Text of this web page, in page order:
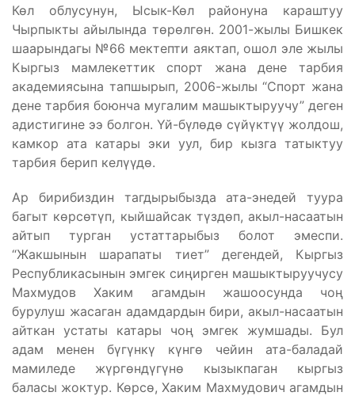
Көл облусунун, Ысык-Көл районуна караштуу
Чырпыкты айылында төрөлгөн. 2001-жылы Бишкек
шаарындагы №66 мектепти аяктап, ошол эле жылы
Кыргыз мамлекеттик спорт жана дене тарбия
академиясына тапшырып, 2006-жылы “Спорт жана
дене тарбия боюнча мугалим машыктыруучу” деген
адистигине ээ болгон. Үй-бүлөдө сүйүктүү жолдош,
камкор ата катары эки уул, бир кызга татыктуу
тарбия берип келүүдө.
Ар бирибиздин тагдырыбызда ата-энедей туура
багыт көрсөтүп, кыйшайсак түздөп, акыл-насаатын
айтып турган устаттарыбыз болот эмеспи.
“Жакшынын шарапаты тиет” дегендей, Кыргыз
Республикасынын эмгек сиңирген машыктыруучусу
Махмудов Хаким агамдын жашоосунда чоң
бурулуш жасаган адамдардын бири, акыл-насаатын
айткан устаты катары чоң эмгек жумшады. Бул
адам менен бүгүнкү күнгө чейин ата-баладай
мамиледе жүргөндүгүнө кызыкпаган кыргыз
баласы жоктур. Көрсө, Хаким Махмудович агамдын